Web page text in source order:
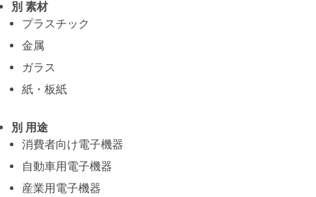
別 素材
プラスチック
金属
ガラス
紙・板紙
別 用途
消費者向け電子機器
自動車用電子機器
産業用電子機器